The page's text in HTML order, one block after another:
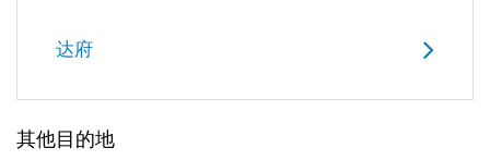
达府
其他目的地